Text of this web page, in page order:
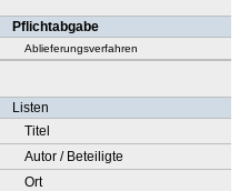
Pflichtabgabe
Ablieferungsverfahren
Listen
Titel
Autor / Beteiligte
Ort